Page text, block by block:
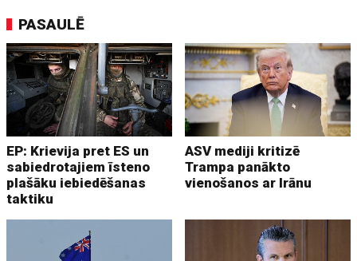
PASAULĒ
EP: Krievija pret ES un
sabiedrotajiem īsteno
plašāku iebiedēšanas
taktiku
ASV mediji kritizē
Trampa panākto
vienošanos ar Irānu